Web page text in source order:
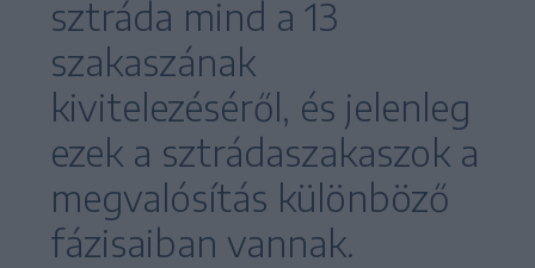
sztráda mind a 13
szakaszának
kivitelezéséről, és jelenleg
ezek a sztrádaszakaszok a
megvalósítás különböző
fázisaiban vannak.